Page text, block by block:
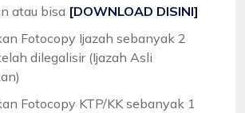
atau bisa [DOWNLOAD DISINI]
Fotocopy Ijazah sebanyak 2
dilegalisir (Ijazah Asli
Fotocopy KTP/KK sebanyak 1